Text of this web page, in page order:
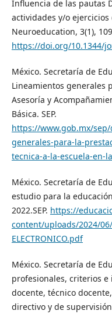
Influencia de las pautas
actividades y/o
Neuroeducation, 3(1),
https://doi.org/10.1344/
México. Secretaría de
Lineamientos generales
Asesoría y
Básica. SEP.
https://www.gob.mx/
generales-para-la-
tecnica-a-la-escuela-en-
México. Secretaría de
estudio para la
2022.SEP. https://
content/uploads/2024/
ELECTRONICO.pdf
México. Secretaría de
profesionales, criterios
docente, técnico
directivo y de supervisión